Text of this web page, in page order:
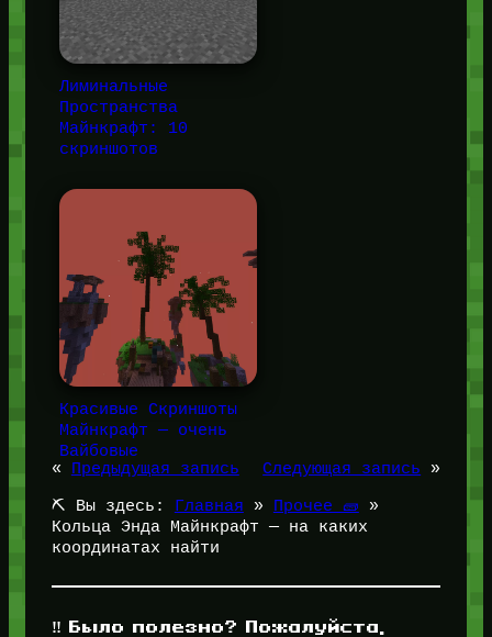
Лиминальные
Пространства
Майнкрафт: 10
скриншотов
Красивые Скриншоты
Майнкрафт — очень
Вайбовые
«
Предыдущая запись Следующая запись »
⛏️ Вы здесь: Главная » Прочее 🧱 »
Кольца Энда Майнкрафт — на каких
координатах найти
‼️ Было полезно? Пожалуйста,